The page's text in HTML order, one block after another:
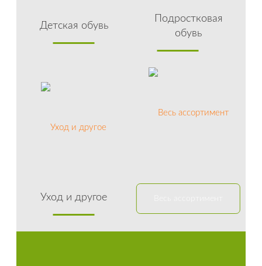
Детская обувь
Подростковая
обувь
Уход и другое